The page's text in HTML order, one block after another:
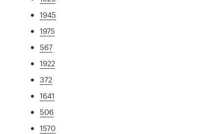
1945
1975
567
1922
372
1641
506
1570